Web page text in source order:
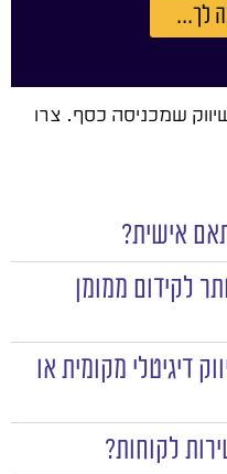
לך...
שמכניסה כסף. צרו
אישית?
לקידום ממומן
דיגיטלי מקומית או
לקוחות?